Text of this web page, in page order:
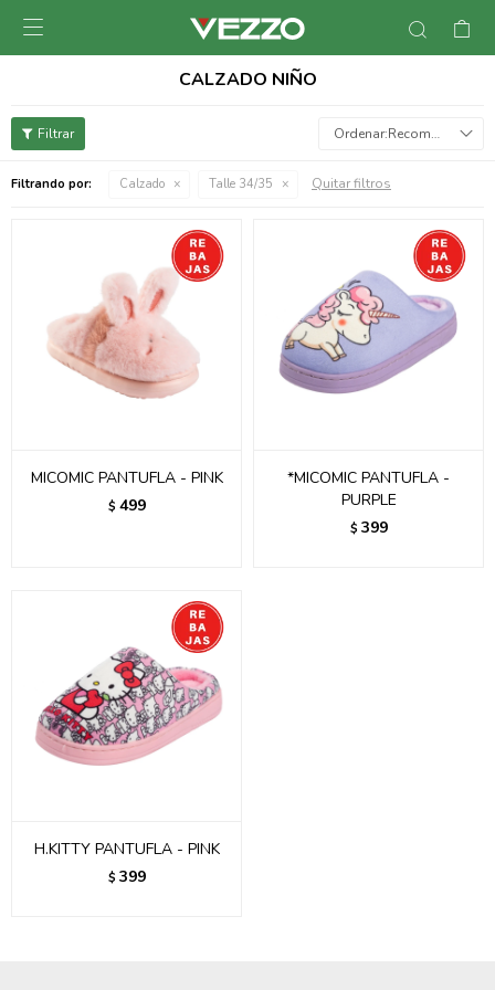

CALZADO NIÑO
Recomendados
Filtrando por: Calzado Talle 34/35 Quitar filtros
MICOMIC PANTUFLA - PINK
$ 499
*MICOMIC PANTUFLA -
PURPLE
$ 399
H.KITTY PANTUFLA - PINK
$ 399